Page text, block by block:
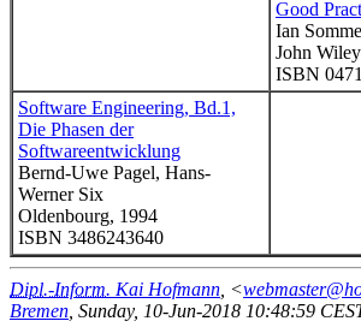
Good
Ian
John
ISBN
Software Engineering, Bd.1,
Die Phasen der
Softwareentwicklung
Bernd-Uwe Pagel, Hans-
Werner Six
Oldenbourg, 1994
ISBN 3486243640
Dipl.-Inform. Kai Hofmann , <
Bremen , Sunday, 10-Jun-2018 10:48:59